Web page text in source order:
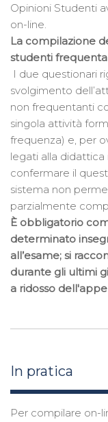
Opinioni Studenti
on-line.
La compilazione
studenti
I due questionari
svolgimento
non frequentanti
singola attività
frequenza) e, per
legati alla didattica
confermare il
sistema non
parzialmente
È obbligatorio
determinato
all’esame; si
durante gli ultimi
a ridosso
In pratica
Per compilare on-